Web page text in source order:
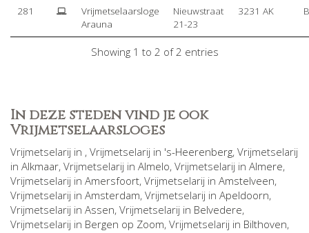
281
Vrijmetselaarsloge
Arauna
Nieuwstraat
21-23
3231 AK
Showing 1 to 2 of 2 entries
In deze steden vind je ook
Vrijmetselaarsloges
Vrijmetselarij in , Vrijmetselarij in 's-Heerenberg, Vrijmetselarij
in Alkmaar, Vrijmetselarij in Almelo, Vrijmetselarij in Almere,
Vrijmetselarij in Amersfoort, Vrijmetselarij in Amstelveen,
Vrijmetselarij in Amsterdam, Vrijmetselarij in Apeldoorn,
Vrijmetselarij in Assen, Vrijmetselarij in Belvedere,
Vrijmetselarij in Bergen op Zoom, Vrijmetselarij in Bilthoven,